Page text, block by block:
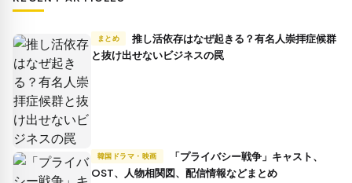
まとめ
推し活依存はなぜ起きる？有名人崇拝症候群
と抜け出せないビジネスの罠
韓国ドラマ・映画
OST、人物相関図、配信情報などまとめ